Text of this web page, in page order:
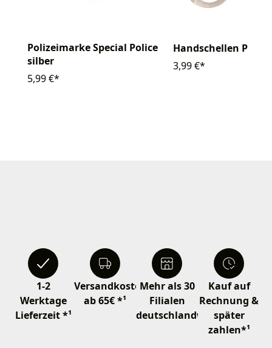
Polizeimarke Special Police
silber
5,99 €*
Handschellen
3,99 €*
1-2
Werktage
Lieferzeit *¹
Versandkostenfrei
ab 65€ *¹
Mehr als 30
Filialen
deutschlandweit
Kauf auf
Rechnung &
später
zahlen*¹